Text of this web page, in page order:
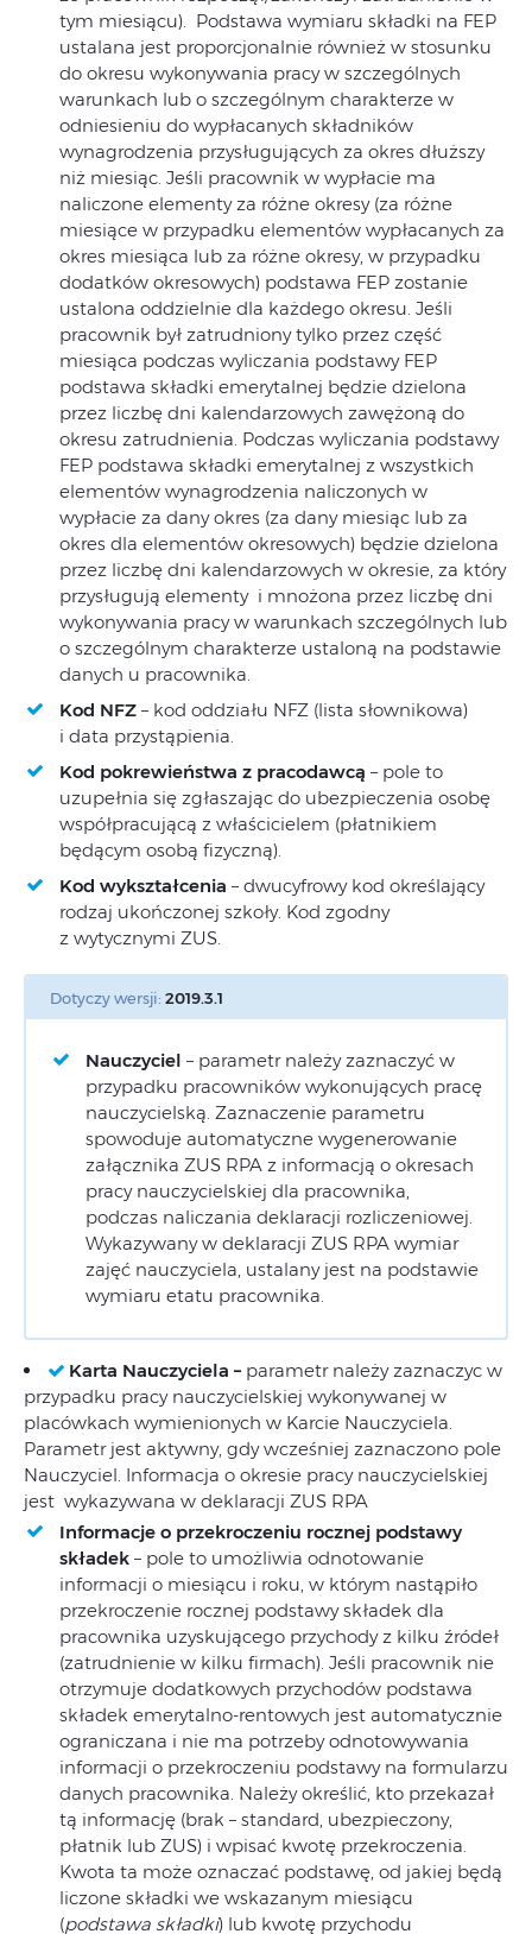
tym miesiącu). Podstawa wymiaru składki na FEP
ustalana jest proporcjonalnie również w stosunku
do okresu wykonywania pracy w szczególnych
warunkach lub o szczególnym charakterze w
odniesieniu do wypłacanych składników
wynagrodzenia przysługujących za okres dłuższy
niż miesiąc. Jeśli pracownik w wypłacie ma
naliczone elementy za różne okresy (za różne
miesiące w przypadku elementów wypłacanych za
okres miesiąca lub za różne okresy, w przypadku
dodatków okresowych) podstawa FEP zostanie
ustalona oddzielnie dla każdego okresu. Jeśli
pracownik był zatrudniony tylko przez część
miesiąca podczas wyliczania podstawy FEP
podstawa składki emerytalnej będzie dzielona
przez liczbę dni kalendarzowych zawężoną do
okresu zatrudnienia. Podczas wyliczania podstawy
FEP podstawa składki emerytalnej z wszystkich
elementów wynagrodzenia naliczonych w
wypłacie za dany okres (za dany miesiąc lub za
okres dla elementów okresowych) będzie dzielona
przez liczbę dni kalendarzowych w okresie, za który
przysługują elementy i mnożona przez liczbę dni
wykonywania pracy w warunkach szczególnych lub
o szczególnym charakterze ustaloną na podstawie
danych u pracownika.
Kod NFZ – kod oddziału NFZ (lista słownikowa)
i data przystąpienia.
Kod pokrewieństwa z pracodawcą – pole to
uzupełnia się zgłaszając do ubezpieczenia osobę
współpracującą z właścicielem (płatnikiem
będącym osobą fizyczną).
Kod wykształcenia – dwucyfrowy kod określający
rodzaj ukończonej szkoły. Kod zgodny
z wytycznymi ZUS.
Dotyczy wersji: 2019.3.1
Nauczyciel – parametr należy zaznaczyć w
przypadku pracowników wykonujących pracę
nauczycielską. Zaznaczenie parametru
spowoduje automatyczne wygenerowanie
załącznika ZUS RPA z informacją o okresach
pracy nauczycielskiej dla pracownika,
podczas naliczania deklaracji rozliczeniowej.
Wykazywany w deklaracji ZUS RPA wymiar
zajęć nauczyciela, ustalany jest na podstawie
wymiaru etatu pracownika.
Karta Nauczyciela – parametr należy zaznaczyc w
przypadku pracy nauczycielskiej wykonywanej w
placówkach wymienionych w Karcie Nauczyciela.
Parametr jest aktywny, gdy wcześniej zaznaczono pole
Nauczyciel. Informacja o okresie pracy nauczycielskiej
jest wykazywana w deklaracji ZUS RPA
Informacje o przekroczeniu rocznej podstawy
składek – pole to umożliwia odnotowanie
informacji o miesiącu i roku, w którym nastąpiło
przekroczenie rocznej podstawy składek dla
pracownika uzyskującego przychody z kilku źródeł
(zatrudnienie w kilku firmach). Jeśli pracownik nie
otrzymuje dodatkowych przychodów podstawa
składek emerytalno-rentowych jest automatycznie
ograniczana i nie ma potrzeby odnotowywania
informacji o przekroczeniu podstawy na formularzu
danych pracownika. Należy określić, kto przekazał
tą informację (brak – standard, ubezpieczony,
płatnik lub ZUS) i wpisać kwotę przekroczenia.
Kwota ta może oznaczać podstawę, od jakiej będą
liczone składki we wskazanym miesiącu
(podstawa składki) lub kwotę przychodu